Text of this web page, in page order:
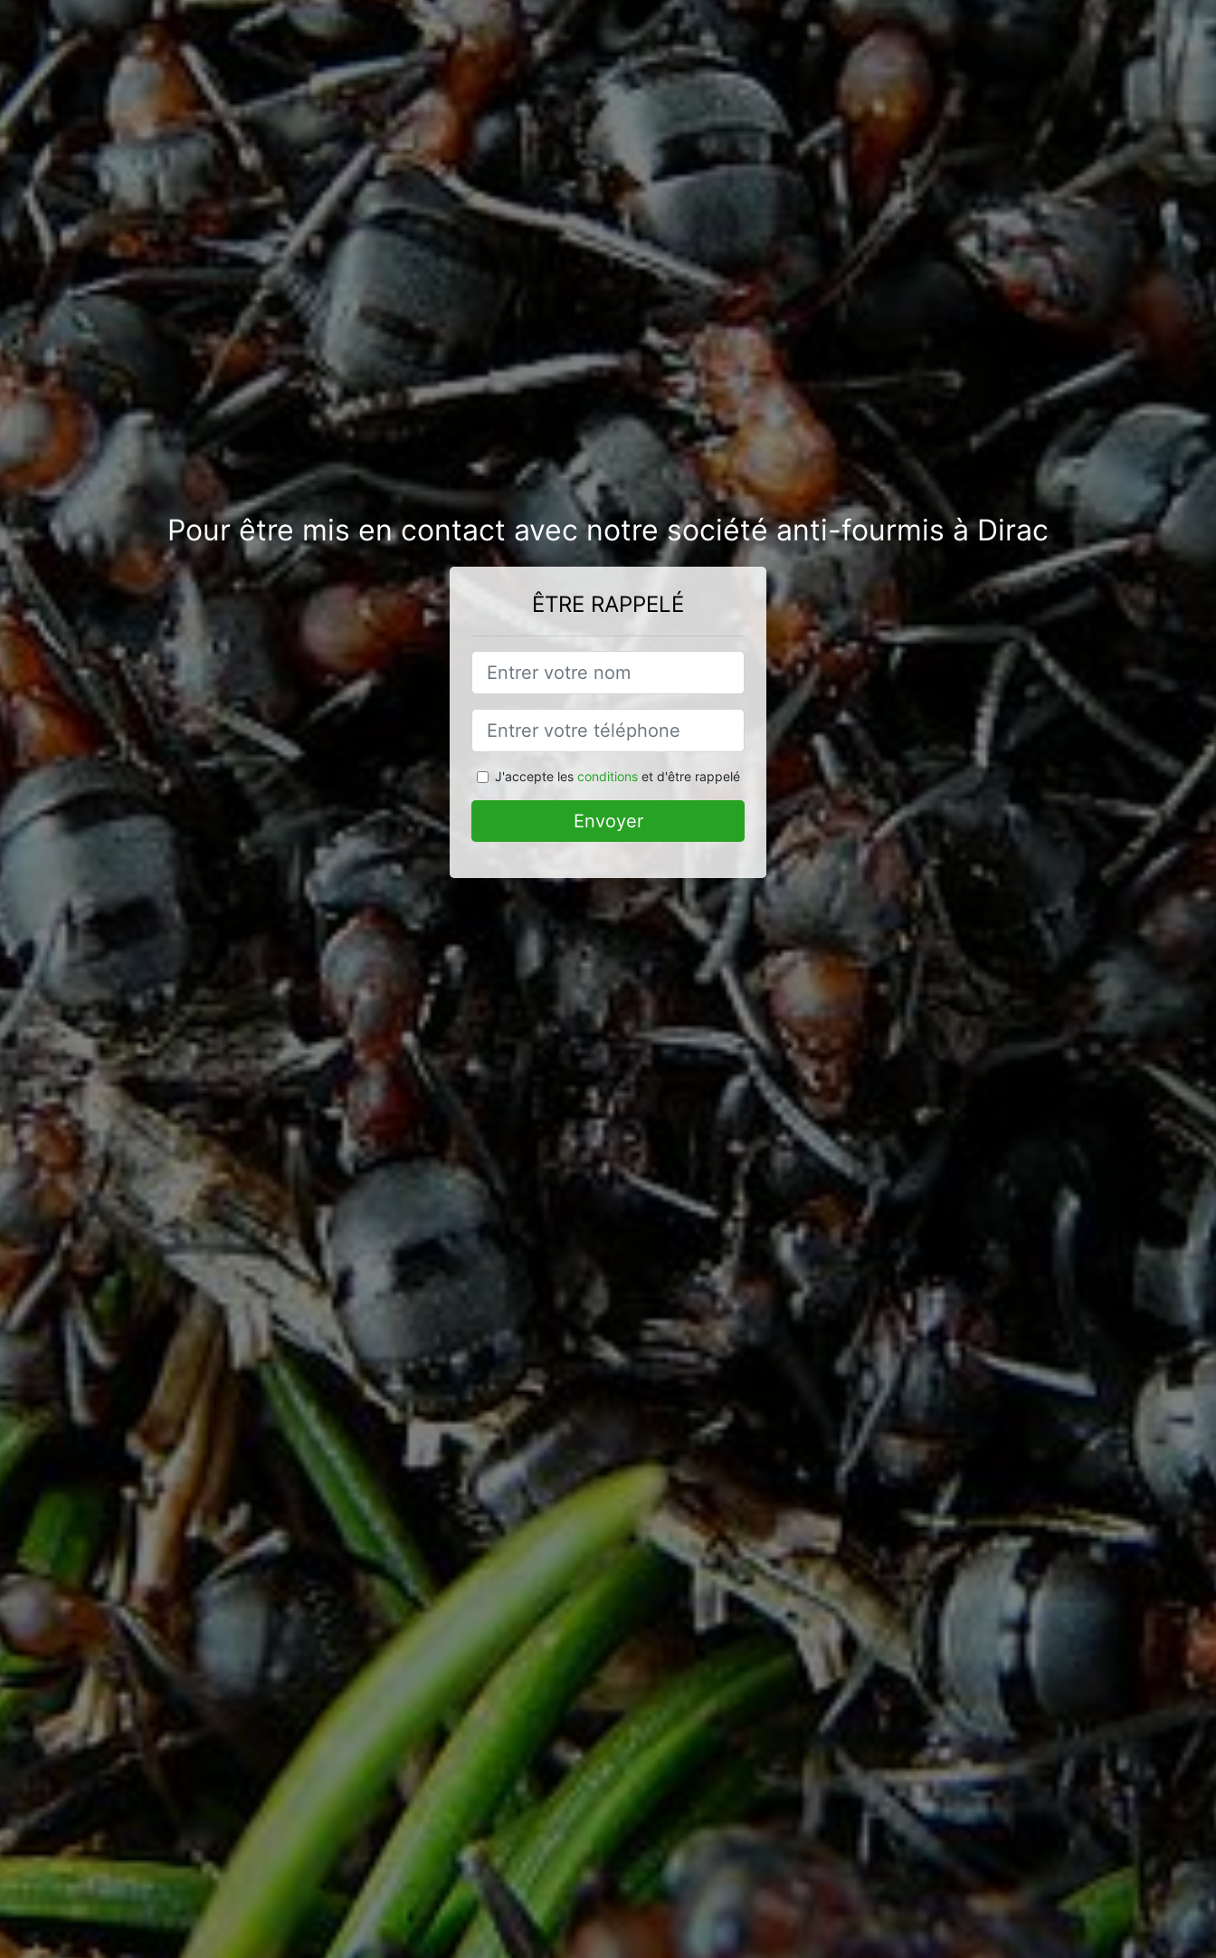
Pour être mis en contact avec notre société anti-fourmis à Dirac
ÊTRE RAPPELÉ
J'accepte les conditionset d'être rappelé
Envoyer